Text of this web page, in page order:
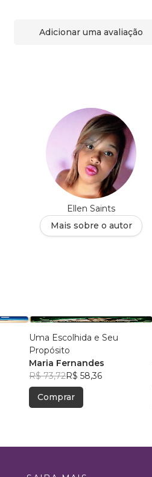
Adicionar uma avaliação
Ellen Saints
Mais sobre o autor
Uma Escolhida e Seu
Propósito
Maria Fernandes
R$ 73,72R$ 58,36
Comprar